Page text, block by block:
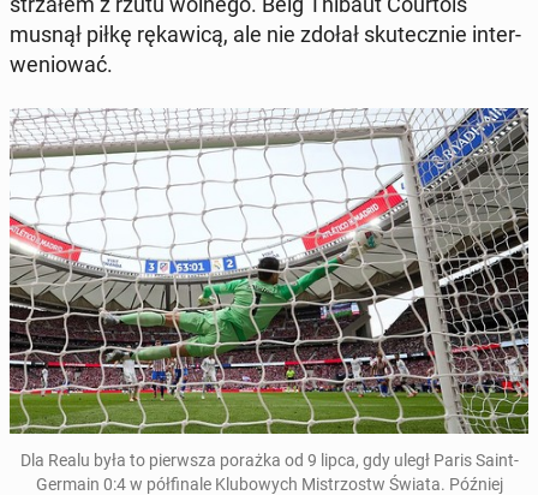
musnął piłkę rę­ka­wi­cą, ale nie zdołał sku­tecz­nie in­ter­
we­nio­wać.
Dla Realu była to pierw­sza porażka od 9 lipca, gdy uległ Paris Saint-
Germain 0:4 w pół­fi­na­le Klu­bo­wych Mi­strzostw Świata. Później